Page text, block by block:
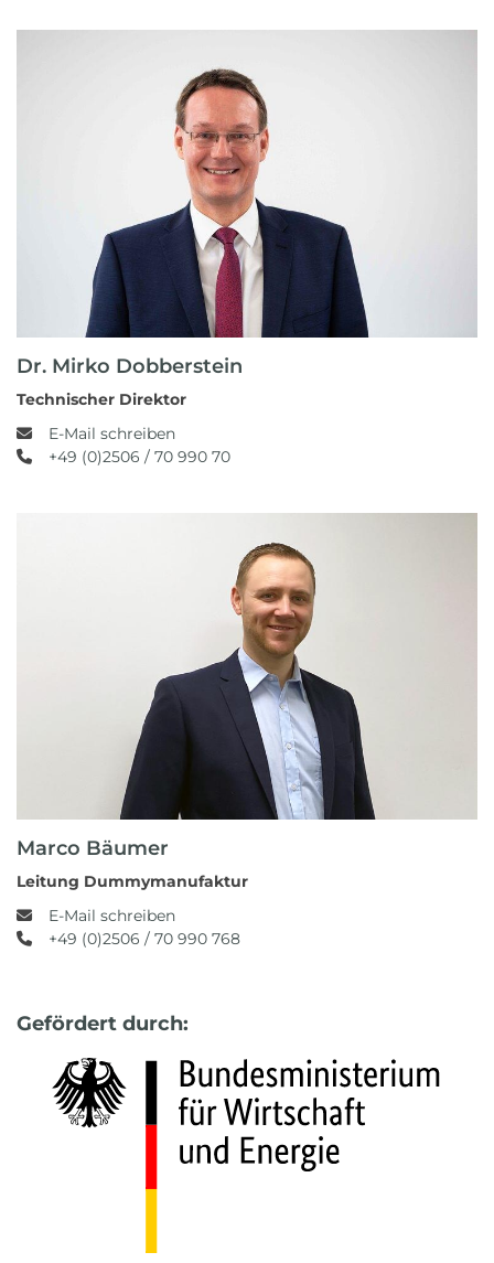
Dr. Mirko Dobberstein
Technischer Direktor
E-Mail schreiben
+49 (0)2506 / 70 990 70
Marco Bäumer
Leitung Dummymanufaktur
E-Mail schreiben
+49 (0)2506 / 70 990 768
Gefördert durch: